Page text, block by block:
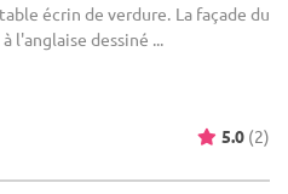
écrin de verdure. La façade du
l'anglaise dessiné ...
5.0 (2)